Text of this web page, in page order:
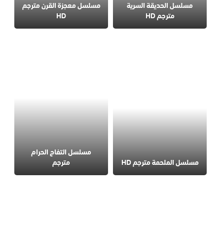
مسلسل الحديقة السرية
مترجم HD
مسلسل معجزة القرن مترجم
HD
مسلسل الملحمة مترجم HD
مسلسل التفاح الحرام
مترجم